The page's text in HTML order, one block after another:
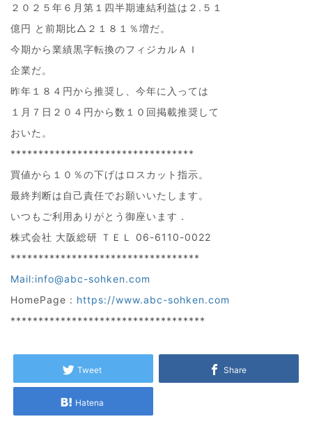
２０２５年６月第１四半期連結利益は２.５１
億円 と前期比△２１８１％増だ。
今期から業績黒字転換のフィジカルＡＩ
企業だ。
昨年１８４円から推奨し、今年に入っては
１月７日２０４円から数１０回掲載推奨して
おいた。
*********************************
買値から１０％の下げはロスカット指示。
最終判断は自己責任でお願いいたします。
いつもご利用ありがとう御座います．
株式会社 大阪総研 ＴＥＬ 06-6110-0022
**********************************
Mail:info@abc-sohken.com
HomePage : https://www.abc-sohken.com
***********************************
Tweet Share
Hatena